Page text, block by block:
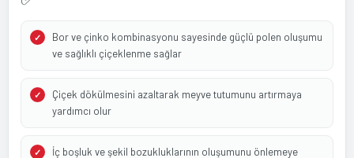
Bor ve çinko kombinasyonu sayesinde güçlü polen oluşumu
ve sağlıklı çiçeklenme sağlar
Çiçek dökülmesini azaltarak meyve tutumunu artırmaya
yardımcı olur
İç boşluk ve şekil bozukluklarının oluşumunu önlemeye